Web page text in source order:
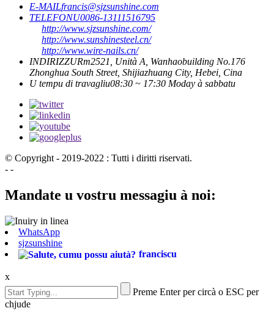
E-MAILfrancis@sjzsunshine.com
TELEFONU0086-13111516795
http://www.sjzsunshine.com/
http://www.sunshinesteel.cn/
http://www.wire-nails.cn/
INDIRIZZURm2521, Unità A, Wanhaobuilding No.176
Zhonghua South Street, Shijiazhuang City, Hebei, Cina
U tempu di travagliu08:30 ~ 17:30 Moday à sabbatu
© Copyright - 2019-2022 : Tutti i diritti riservati.
- -
Mandate u vostru messagiu à noi:
WhatsApp
sjzsunshine
franciscu
x
Preme Enter per circà o ESC per
chjude